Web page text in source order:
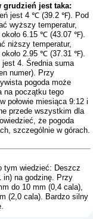
grudzień jest taka:
jest 4 ℃ (39.2 ℉). Pod
wyższy temperatur,
6.15 ℃ (43.07 ℉).
niższy temperatur,
2.95 ℃ (37.31 ℉).
4. Średnia suma
numer). Przy
pogoda może
na początku tego
połowie miesiąca 9:12 i
przede wszystkim dla
że pogoda
szczególnie w górach.
tym wiedzieć: Deszcz
in) na godzinę. Przy
do 10 mm (0,4 cala),
(2,0 cala). Bardzo silny